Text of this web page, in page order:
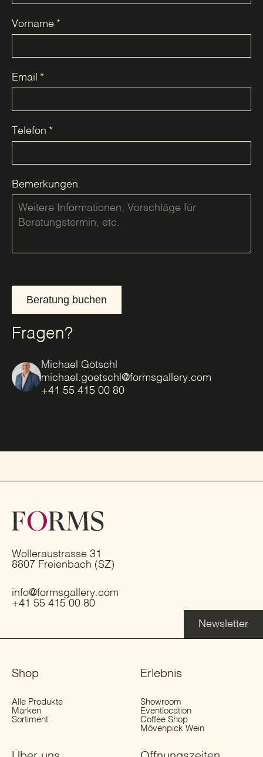
Vorname *
Email *
Telefon *
Bemerkungen
Beratung buchen
Fragen?
Michael Götschl
michael.goetschl@formsgallery.com
+41 55 415 00 80
Wolleraustrasse 31
8807 Freienbach (SZ)
info@formsgallery.com
+41 55 415 00 80
Newsletter
Shop
Alle Produkte
Marken
Sortiment
Erlebnis
Showroom
Eventlocation
Coffee Shop
Mövenpick Wein